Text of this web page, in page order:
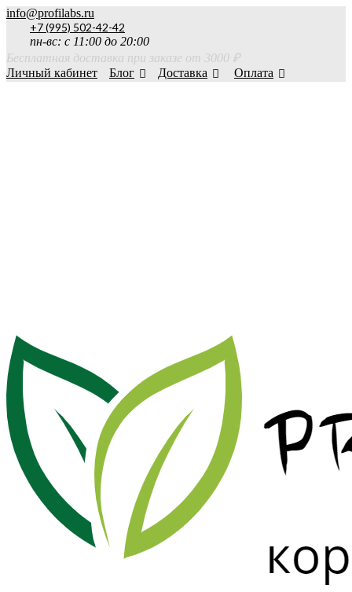
info@profilabs.ru
+7 (995) 502-42-42
пн-вс: с 11:00 до 20:00
Бесплатная доставка при заказе от 3000 ₽
Личный кабинет
Блог Доставка Оплата